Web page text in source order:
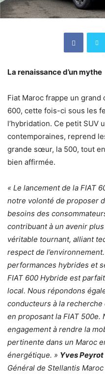
La renaissance d’un mythe
Fiat Maroc frappe un grand
600, cette fois-ci sous les
l’hybridation. Ce petit SUV
contemporaines, reprend
grande sœur, la 500, tout
bien affirmée.
« Le lancement de la FIAT
notre volonté de proposer
besoins des
contribuant à un avenir
véritable tournant, alliant
respect de
performances hybrides et
FIAT 600 Hybride est
local. Nous répondons
conducteurs à la recherche
en proposant la FIAT
engagement à rendre la
pertinente dans un Maroc
énergétique. » Yves
Général de Stellantis Maroc